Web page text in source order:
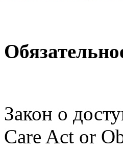
Закон о
Care Act or